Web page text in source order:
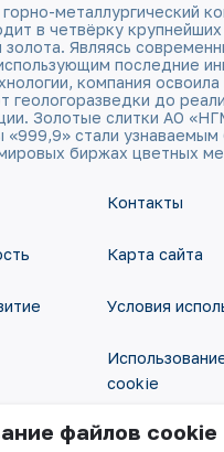
металлургический
в четвёрку
золота. Являясь
последние
компания освоила
геологоразведки до
Золотые слитки АО
«999,9» стали
биржах цветных
Контакты
Карта сайта
Условия
cookie
Открытые
файлов cookie